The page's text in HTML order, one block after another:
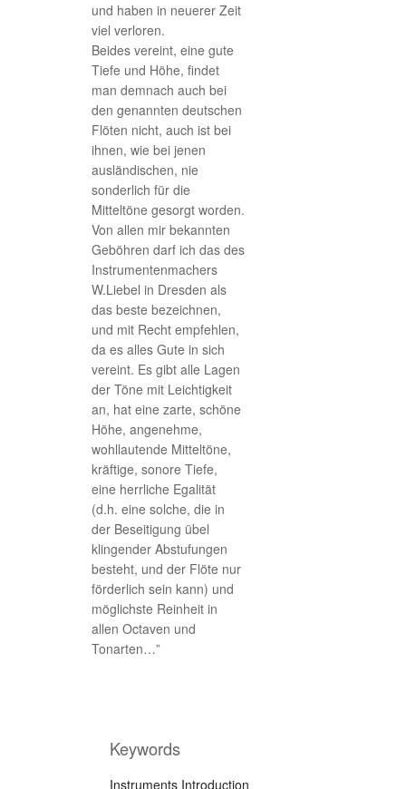
und haben in neuerer Zeit
viel verloren.
Beides vereint, eine gute
Tiefe und Höhe, findet
man demnach auch bei
den genannten deutschen
Flöten nicht, auch ist bei
ihnen, wie bei jenen
ausländischen, nie
sonderlich für die
Mitteltöne gesorgt worden.
Von allen mir bekannten
Geböhren darf ich das des
Instrumentenmachers
W.Liebel in Dresden als
das beste bezeichnen,
und mit Recht empfehlen,
da es alles Gute in sich
vereint. Es gibt alle Lagen
der Töne mit Leichtigkeit
an, hat eine zarte, schöne
Höhe, angenehme,
wohllautende Mitteltöne,
kräftige, sonore Tiefe,
eine herrliche Egalität
(d.h. eine solche, die in
der Beseitigung übel
klingender Abstufungen
besteht, und der Flöte nur
förderlich sein kann) und
möglichste Reinheit in
allen Octaven und
Tonarten…”
Keywords
Instruments Introduction